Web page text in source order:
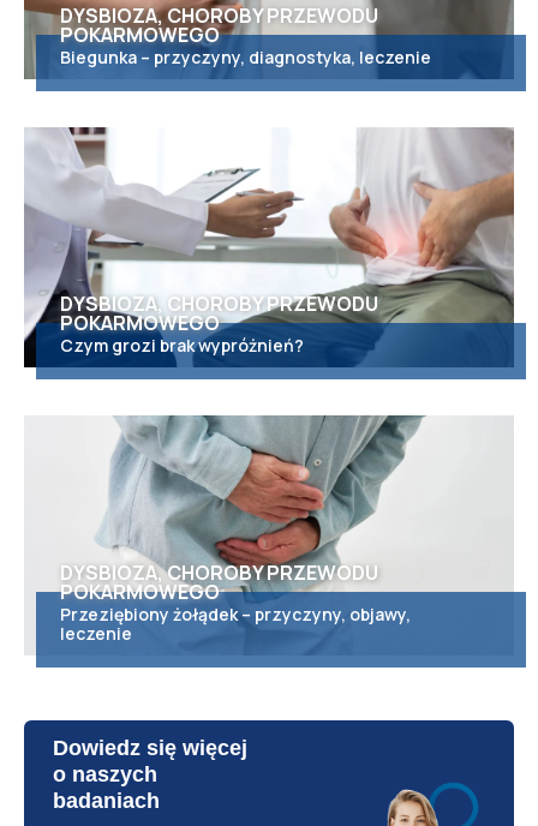
DYSBIOZA, CHOROBY PRZEWODU
POKARMOWEGO
Biegunka – przyczyny, diagnostyka, leczenie
DYSBIOZA, CHOROBY PRZEWODU
POKARMOWEGO
Czym grozi brak wypróżnień?
DYSBIOZA, CHOROBY PRZEWODU
POKARMOWEGO
Przeziębiony żołądek – przyczyny, objawy,
leczenie
Dowiedz się więcej
o naszych
badaniach